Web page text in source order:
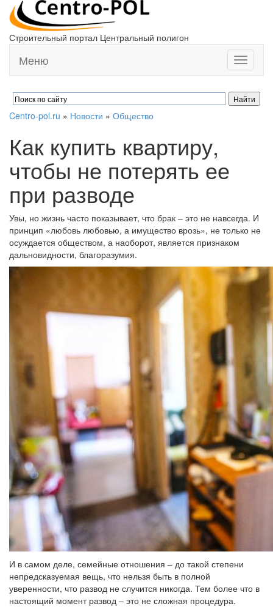
Строительный портал Центральный полигон
Toggle
Меню
Centro-pol.ru » Новости » Общество
Как купить квартиру,
чтобы не потерять ее
при разводе
Увы, но жизнь часто показывает, что брак – это не навсегда. И
принцип «любовь любовью, а имущество врозь», не только не
осуждается обществом, а наоборот, является признаком
дальновидности, благоразумия.
И в самом деле, семейные отношения – до такой степени
непредсказуемая вещь, что нельзя быть в полной
уверенности, что развод не случится никогда. Тем более что в
настоящий момент развод – это не сложная процедура.